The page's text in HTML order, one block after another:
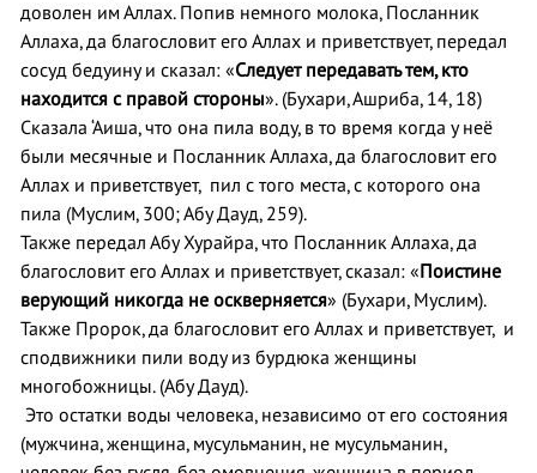
доволен им Аллах. Попив немного молока, Посланник
Аллаха, да благословит его Аллах и приветствует, передал
сосуд бедуину и сказал: «Следует передавать тем, кто
находится с правой стороны». (Бухари, Ашриба, 14, 18)
Сказала ‘Аиша, что она пила воду, в то время когда у неё
были месячные и Посланник Аллаха, да благословит его
Аллах и приветствует, пил с того места, с которого она
пила (Муслим, 300; Абу Дауд, 259).
Также передал Абу Хурайра, что Посланник Аллаха, да
благословит его Аллах и приветствует, сказал: «Поистине
верующий никогда не оскверняется» (Бухари, Муслим).
Также Пророк, да благословит его Аллах и приветствует, и
сподвижники пили воду из бурдюка женщины
многобожницы. (Абу Дауд).
Это остатки воды человека, независимо от его состояния
(мужчина, женщина, мусульманин, не мусульманин,